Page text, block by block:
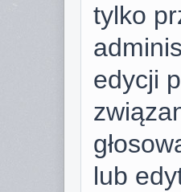
tylko
edycji
lub